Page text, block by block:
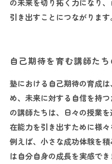
の未来を切り拓く力になり
引き出すことにつながります
自己期待を育む講師た
塾における自己期待の育成
め、未来に対する自信を持
の講師たちは、日々の授業
在能力を引き出すために様々
例えば、小さな成功体験を
は自分自身の成長を実感で